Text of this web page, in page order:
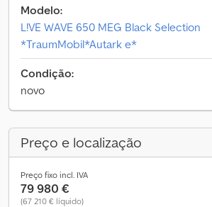
Modelo:
L!VE WAVE 650 MEG Black Selection
*TraumMobil*Autark e*
Condição:
novo
Preço e localização
Preço fixo incl. IVA
79 980 €
(67 210 € líquido)